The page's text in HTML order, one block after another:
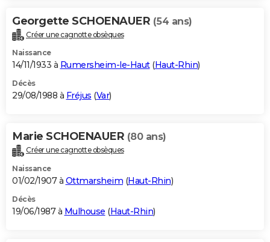
Georgette SCHOENAUER (54 ans)
Créer une cagnotte obsèques
Naissance
14/11/1933 à Rumersheim-le-Haut(Haut-Rhin)
Décès
29/08/1988 à Fréjus (Var)
Marie SCHOENAUER (80 ans)
Créer une cagnotte obsèques
Naissance
01/02/1907 à Ottmarsheim (Haut-Rhin)
Décès
19/06/1987 à Mulhouse (Haut-Rhin)